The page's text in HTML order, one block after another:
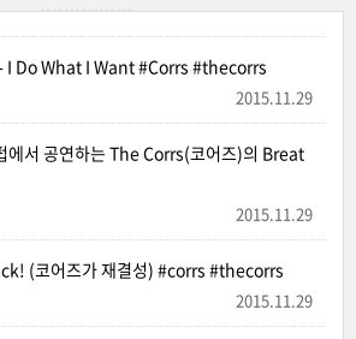
I Do What I Want #Corrs #thecorrs
2015.11.29
에서 공연하는 The Corrs(코어즈)의 Breat
2015.11.29
(코어즈가 재결성) #corrs #thecorrs
2015.11.29